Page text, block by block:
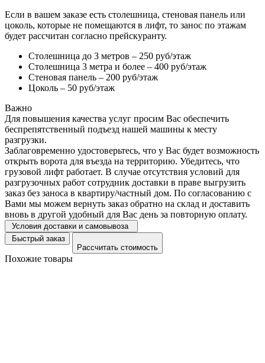
Если в вашем заказе есть столешница, стеновая панель или
цоколь, которые не помещаются в лифт, то занос по этажам
будет рассчитан согласно прейскуранту.
Столешница до 3 метров – 250 руб/этаж
Столешница 3 метра и более – 400 руб/этаж
Стеновая панель – 200 руб/этаж
Цоколь – 50 руб/этаж
Важно
Для повышения качества услуг просим Вас обеспечить
беспрепятственный подъезд нашей машины к месту
разгрузки.
Заблаговременно удостоверьтесь, что у Вас будет возможность
открыть ворота для въезда на территорию. Убедитесь, что
грузовой лифт работает. В случае отсутствия условий для
разгрузочных работ сотрудник доставки в праве выгрузить
заказ без заноса в квартиру/частный дом. По согласованию с
Вами мы можем вернуть заказ обратно на склад и доставить
вновь в другой удобный для Вас день за повторную оплату.
Условия доставки и самовывоза
Быстрый заказ
Рассчитать стоимость
Похожие товары